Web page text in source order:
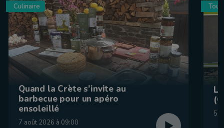
Culinaire
Quand la Crète s’invite au
barbecue pour un apéro
ensoleillé
7 août 2026 à 09:00
5